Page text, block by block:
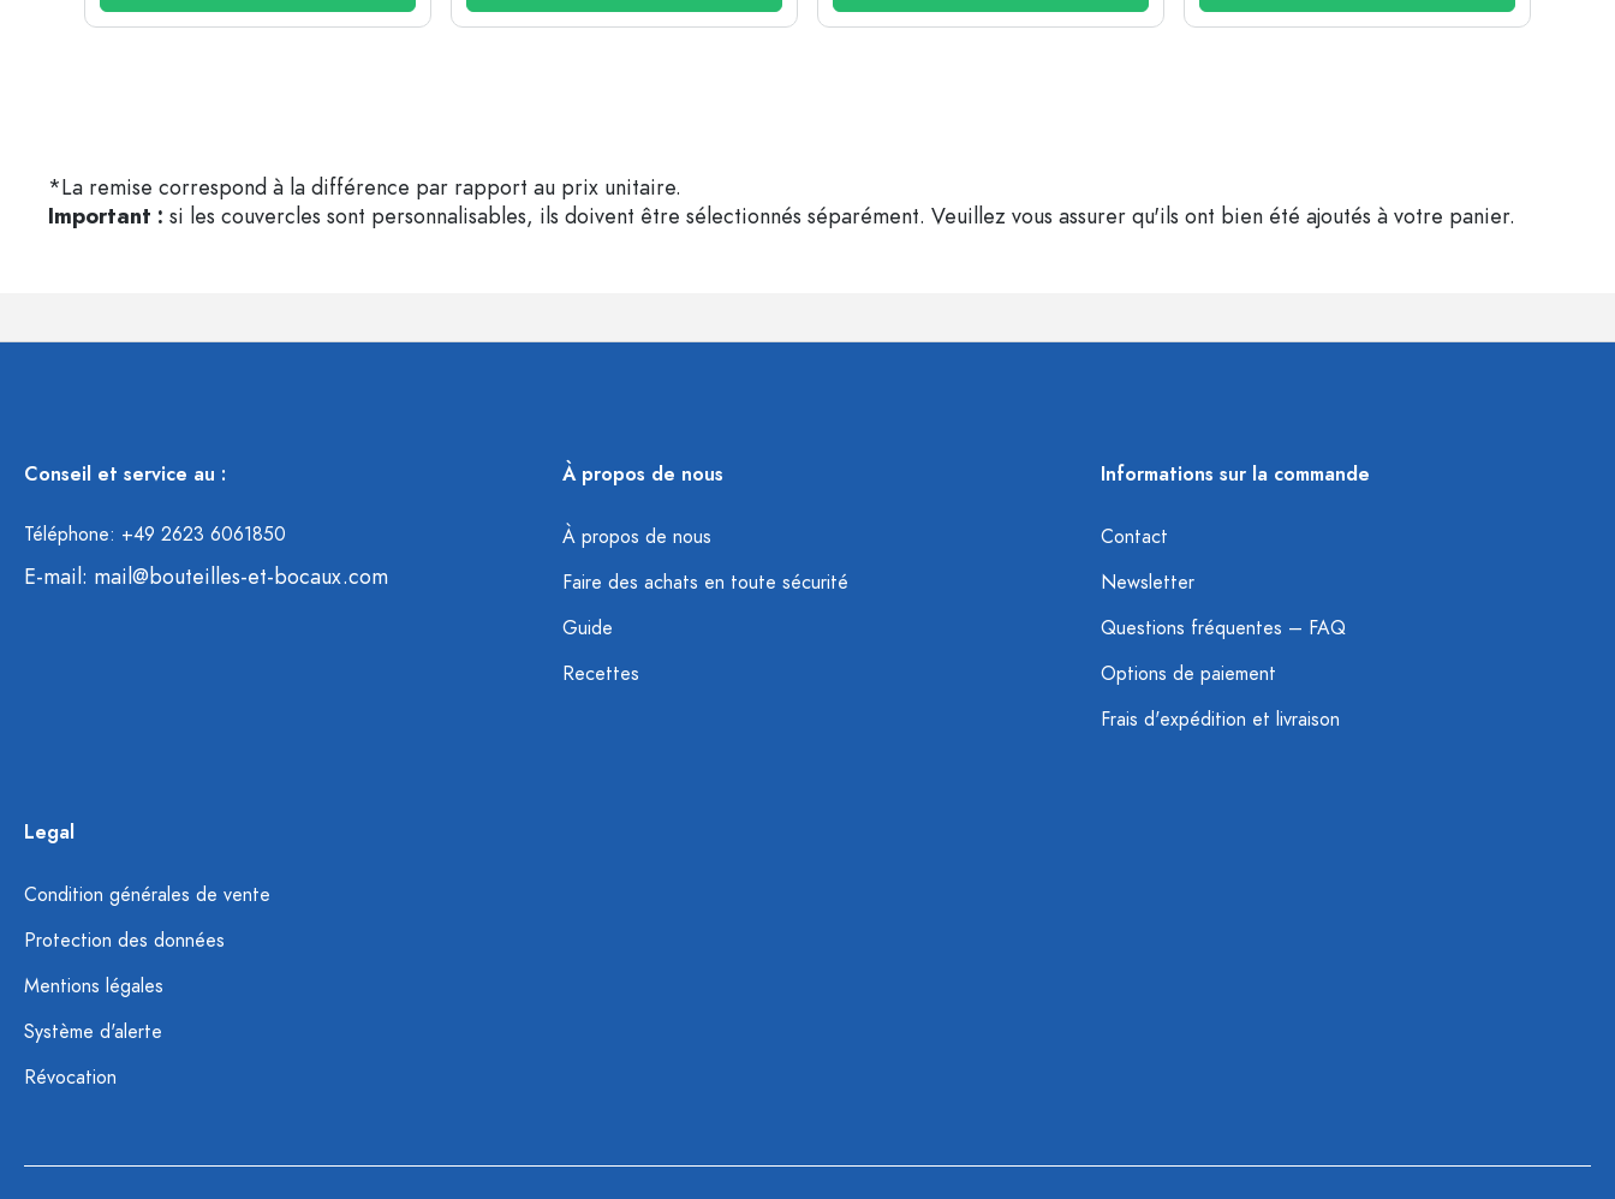
*La remise correspond à la différence par rapport au prix unitaire.
Important : si les couvercles sont personnalisables, ils doivent être sélectionnés séparément. Veuillez vous assurer qu'ils ont bien été ajoutés à votre panier.
Conseil et service au :
Téléphone: +49 2623 6061850
E-mail: mail@bouteilles-et-bocaux.com
À propos de nous
À propos de nous
Faire des achats en toute sécurité
Guide
Recettes
Informations sur la commande
Contact
Newsletter
Questions fréquentes – FAQ
Options de paiement
Frais d'expédition et livraison
Legal
Condition générales de vente
Protection des données
Mentions légales
Système d'alerte
Révocation